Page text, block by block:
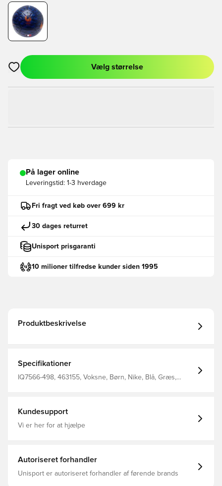
Åbner en Modal til at logge ind eller tilmelde dig som medlem
Vælg størrelse
På lager online
Leveringstid: 1-3 hverdage
Fri fragt ved køb over 699 kr
30 dages returret
Unisport prisgaranti
10 milioner tilfredse kunder siden 1995
Produktbeskrivelse
Specifikationer
IQ7566-498, 463155, Voksne, Børn, Nike, Blå, Græs,
Kundesupport
Vi er her for at hjælpe
Autoriseret forhandler
Unisport er autoriseret forhandler af førende brands